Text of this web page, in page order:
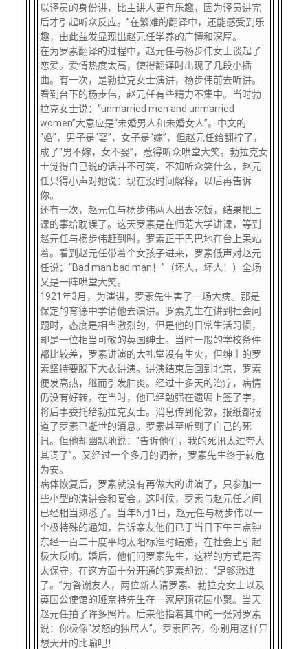
以译员的身份讲，比主讲人更有乐趣，因为译员讲完
后才引起听众反应。”在繁难的翻译中，还能感受到乐
趣，由此益发显现出赵元任学养的广博和深厚。
在为罗素翻译的过程中，赵元任与杨步伟女士谈起了
恋爱。爱情热度太高，使得翻译时出现了几段小插
曲。有一次，是勃拉克女士演讲，杨步伟前去听讲。
看到台下的杨步伟，赵元任有些精力不集中。当时勃
拉克女士说： “unmarried men and unmarried
women”大意应是“未婚男人和未婚女人”。中文的
“婚”，男子是“娶”，女子是“嫁”，但赵元任给翻拧了，
成了“男不嫁，女不娶”，惹得听众哄堂大笑。勃拉克女
士觉得自己说的话并不可笑，不知听众笑什么，赵元
任只得小声对她说：现在没时间解释，以后再告诉
你。
还有一次，赵元任与杨步伟两人出去吃饭，结果把上
课的事给耽误了。这天罗素是在师范大学讲课，等到
赵元任与杨步伟赶到时，罗素正干巴巴地在台上呆站
着。看到赵元任带着个女孩子进来，罗素低声对赵元
任说： “Bad man bad man！”（坏人，坏人！）全场
又是一阵哄堂大笑。
1921年3月，为演讲，罗素先生害了一场大病。那是
保定的育德中学请他去演讲。罗素先生在讲到社会问
题时，态度是相当激烈的，但是他的日常生活习惯，
却是一位相当可敬的英国绅士。当时一般的学校条件
都比较差，罗素讲演的大礼堂没有生火，但绅士的罗
素坚持要脱下大衣讲演。讲演结束后回到北京，罗素
便发高热，继而引发肺炎。经过十多天的治疗，病情
仍没有好转，在当时，他已经勉强在遗嘱上签了字，
将后事委托给勃拉克女士。消息传到伦敦，报纸都报
道了罗素已逝世的消息。罗素甚至听到了自己的死
讯。但他却幽默地说：“告诉他们，我的死讯太过夸大
其词了”。又经过一个多月的调养，罗素先生终于转危
为安。
病体恢复后，罗素就没有再做大的讲演了，只参加一
些小型的演讲会和宴会。这时候，罗素与赵元任之间
已经相当熟悉了。当年6月1日，赵元任与杨步伟以一
个极特殊的通知，告诉亲友他们已于当日下午三点钟
东经一百二十度平均太阳标准时结婚，在社会上引起
极大反响。婚后，他们问罗素先生，这样的方式是否
太保守，在这方面十分开通的罗素却说：“足够激进
了。”为答谢友人，两位新人请罗素、勃拉克女士以及
英国公使馆的班奈特先生在一家屋顶花园小聚。当天
赵元任拍了许多照片。后来他指着其中的一张对罗素
说：你极像“发怒的独居人”。罗素回答，你别用这样异
想天开的比喻吧！